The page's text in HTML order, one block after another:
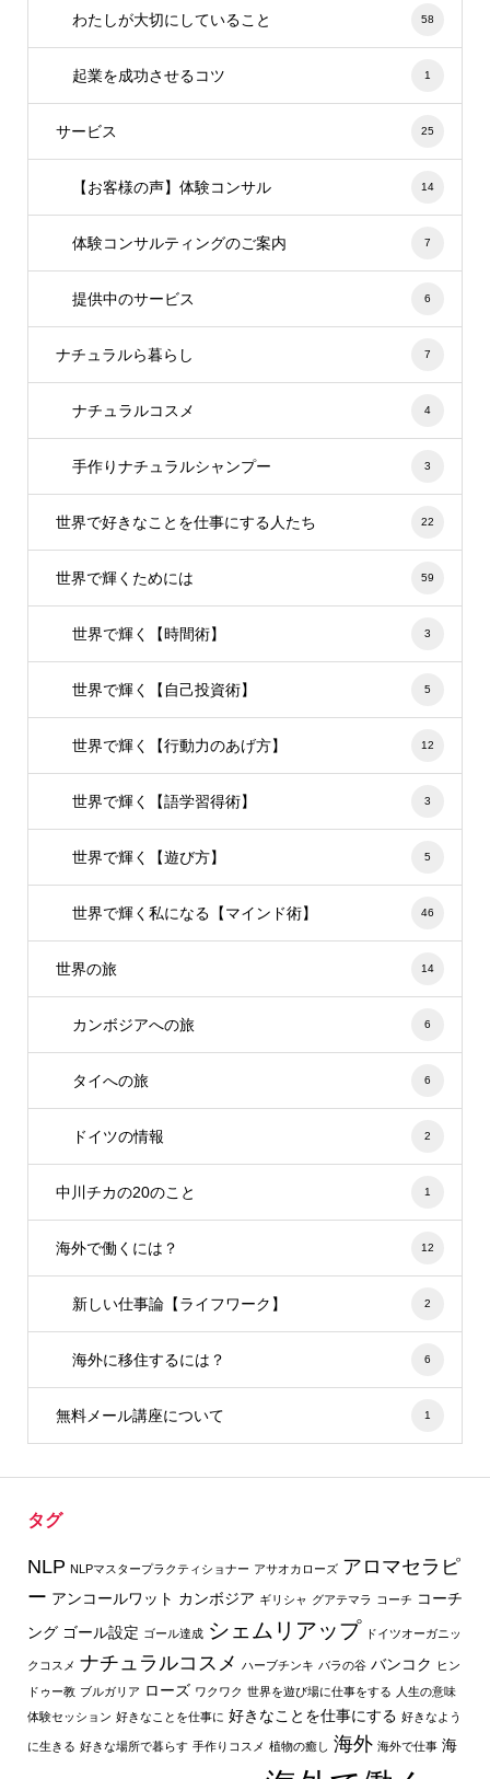
わたしが大切にしていること 58
起業を成功させるコツ 1
サービス 25
【お客様の声】体験コンサル 14
体験コンサルティングのご案内 7
提供中のサービス 6
ナチュラルら暮らし 7
ナチュラルコスメ 4
手作りナチュラルシャンプー 3
世界で好きなことを仕事にする人たち 22
世界で輝くためには 59
世界で輝く【時間術】 3
世界で輝く【自己投資術】 5
世界で輝く【行動力のあげ方】 12
世界で輝く【語学習得術】 3
世界で輝く【遊び方】 5
世界で輝く私になる【マインド術】 46
世界の旅 14
カンボジアへの旅 6
タイへの旅 6
ドイツの情報 2
中川チカの20のこと 1
海外で働くには？ 12
新しい仕事論【ライフワーク】 2
海外に移住するには？ 6
無料メール講座について 1
タグ
NLP NLPマスタープラクティショナー アサオカローズ アロマセラピ
ー アンコールワット カンボジア ギリシャ グアテマラ コーチ コーチ
ング ゴール設定 ゴール達成 シェムリアップ ドイツオーガニッ
クコスメ ナチュラルコスメ ハーブチンキ バラの谷 バンコク
ヒン
ドゥー教 ブルガリア ローズ ワクワク 世界を遊び場に仕事をする
人生の意味
体験セッション 好きなことを仕事に 好きなことを仕事にする 好きなよう
に生きる 好きな場所で暮らす 手作りコスメ 植物の癒し 海外 海外で仕事 海